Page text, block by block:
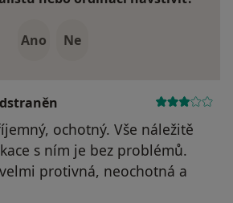
Ano Ne
ochotný. Vše náležitě
s ním je bez problémů.
protivná, neochotná a